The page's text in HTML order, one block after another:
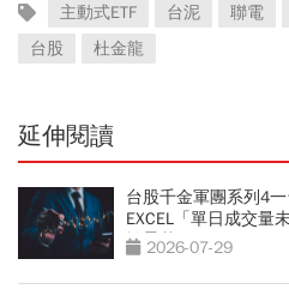
主動式ETF 台泥 聯電
台股
杜金龍
延伸閱讀
台股千金軍團系列4
EXCEL「單日成交量
於曇花一現
2026-07-29